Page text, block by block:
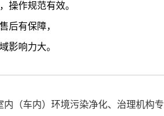
操作规范有效。
后有保障，
影响力大。
内（车内）环境污染净化、治理机构